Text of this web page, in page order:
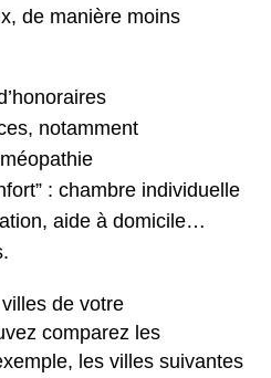
de manière moins
notamment
: chambre individuelle
aide à domicile…
de votre
comparez les
les villes suivantes